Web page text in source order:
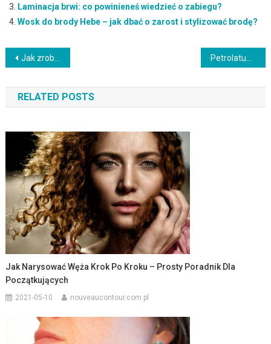
Laminacja brwi: co powinieneś wiedzieć o zabiegu?
Wosk do brody Hebe – jak dbać o zarost i stylizować brodę?
Nawigacja
wpisu
Jak zrobić mydło glicerynowe DIY? Przewodnik krok po kroku
RELATED POSTS
Jak Narysować Węża Krok Po Kroku – Prosty Poradnik Dla
Początkujących
2021-05-10 nouveaucontour.com.pl